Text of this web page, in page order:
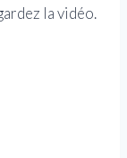
la vidéo.